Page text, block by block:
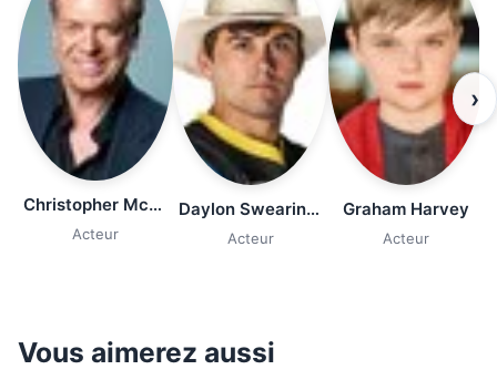
Christopher McDonald
Acteur
Daylon Swearingen
Acteur
Graham Harvey
Acteur
›
Vous aimerez aussi